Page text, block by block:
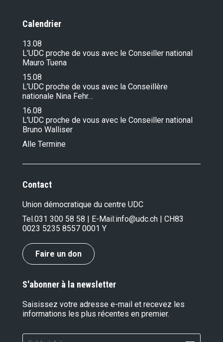
Calendrier
13.08
L’UDC proche de vous avec le Conseiller national
Mauro Tuena
15.08
L’UDC proche de vous avec la Conseillère
nationale Nina Fehr…
16.08
L’UDC proche de vous avec le Conseiller national
Bruno Walliser
Alle Termine
Contact
Union démocratique du centre UDC
Tel.031 300 58 58 | E-Mail:info@udc.ch | CH83
0023 5235 8557 0001 Y
Faire un don
S'abonner à la newsletter
Saisissez votre adresse e-mail et recevez les
informations les plus récentes en premier.